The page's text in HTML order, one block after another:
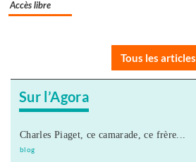
Accès libre
Tous les articles
Sur l’Agora
Charles Piaget, ce camarade, ce frère...
blog